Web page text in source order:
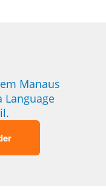
Manaus
Language